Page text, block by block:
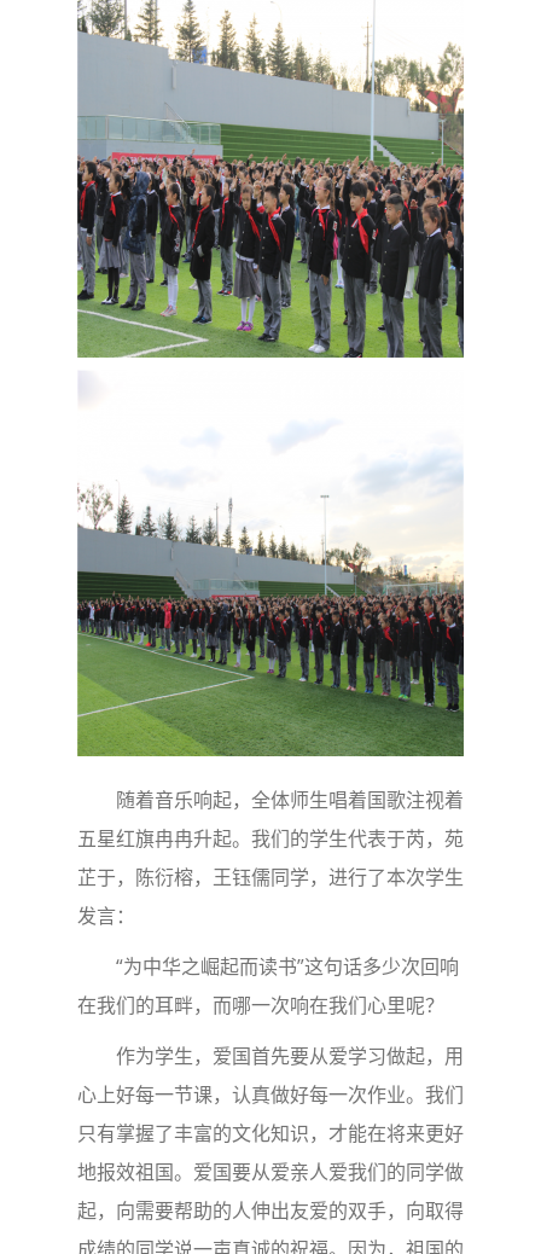
随着音乐响起，全体师生唱着国歌注视着
五星红旗冉冉升起。我们的学生代表于芮，苑
芷于，陈衍榕，王钰儒同学，进行了本次学生
发言：
“为中华之崛起而读书”这句话多少次回响
在我们的耳畔，而哪一次响在我们心里呢？
作为学生，爱国首先要从爱学习做起，用
心上好每一节课，认真做好每一次作业。我们
只有掌握了丰富的文化知识，才能在将来更好
地报效祖国。爱国要从爱亲人爱我们的同学做
起，向需要帮助的人伸出友爱的双手，向取得